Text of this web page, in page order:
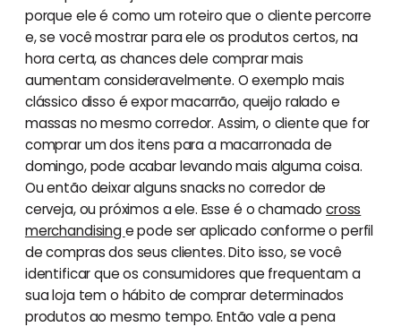
porque ele é como um roteiro que o cliente percorre
e, se você mostrar para ele os produtos certos, na
hora certa, as chances dele comprar mais
aumentam consideravelmente. O exemplo mais
clássico disso é expor macarrão, queijo ralado e
massas no mesmo corredor. Assim, o cliente que for
comprar um dos itens para a macarronada de
domingo, pode acabar levando mais alguma coisa.
Ou então deixar alguns snacks no corredor de
cerveja, ou próximos a ele. Esse é o chamadocross
merchandisinge pode ser aplicado conforme o perfil
de compras dos seus clientes. Dito isso, se você
identificar que os consumidores que frequentam a
sua loja tem o hábito de comprar determinados
produtos ao mesmo tempo. Então vale a pena